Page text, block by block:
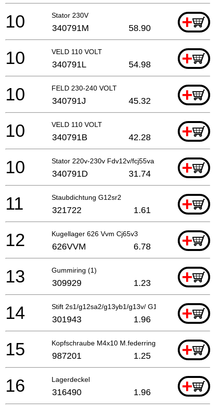
Stator 230V +
10 340791M 58.90
VELD 110 VOLT +
10 340791L 54.98
FELD 230-240 VOLT +
10 340791J 45.32
VELD 110 VOLT +
10 340791B 42.28
Stator 220v-230v Fdv12v/fcj55va Neue Art.nr.34022
+
10 340791D 31.74
Staubdichtung G12sr2 +
11 321722 1.61
Kugellager 626 Vvm Cj65v3 +
12 626VVM 6.78
Gummiring (1) +
13 309929 1.23
Stift 2s1/g12sa2/g13yb1/g13v/ G13yd/g13sb2/g15yc/
+
14 301943 1.96
Kopfschraube M4x10 M.federring Selbstsichernd
+
15 987201 1.25
Lagerdeckel +
16 316490 1.96